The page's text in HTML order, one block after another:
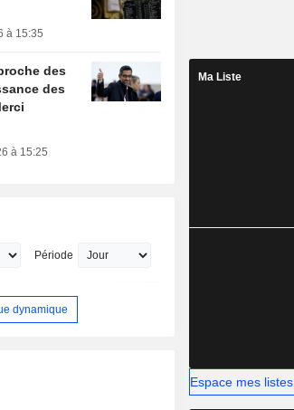
à 15:35
des
des
à 15:25
Période
dynamique
Ma Liste
Espace mes listes